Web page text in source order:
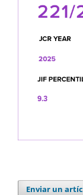
Enviar un